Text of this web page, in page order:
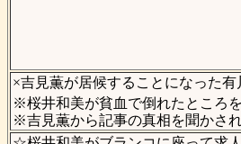
×吉見薫が居候することになった有
※桜井和美が貧血で倒れたところ
※吉見薫から記事の真相を聞かさ